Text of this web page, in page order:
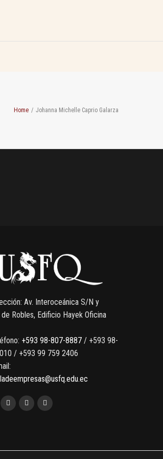
Home / Johanna Michelle Caprio Galarza
Av. Interoceánica S/N y
de Robles, Edificio Hayek Oficina
+593 98-807-8887 / +593 98-
/ +593 99 759 2406